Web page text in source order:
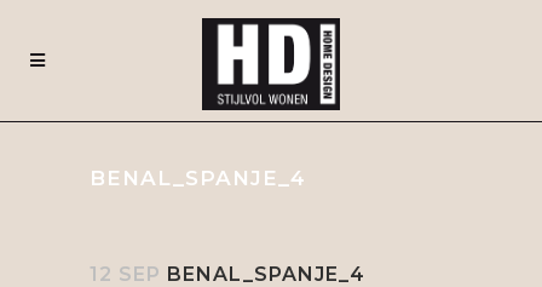
BENAL_SPANJE_4
12 SEP BENAL_SPANJE_4